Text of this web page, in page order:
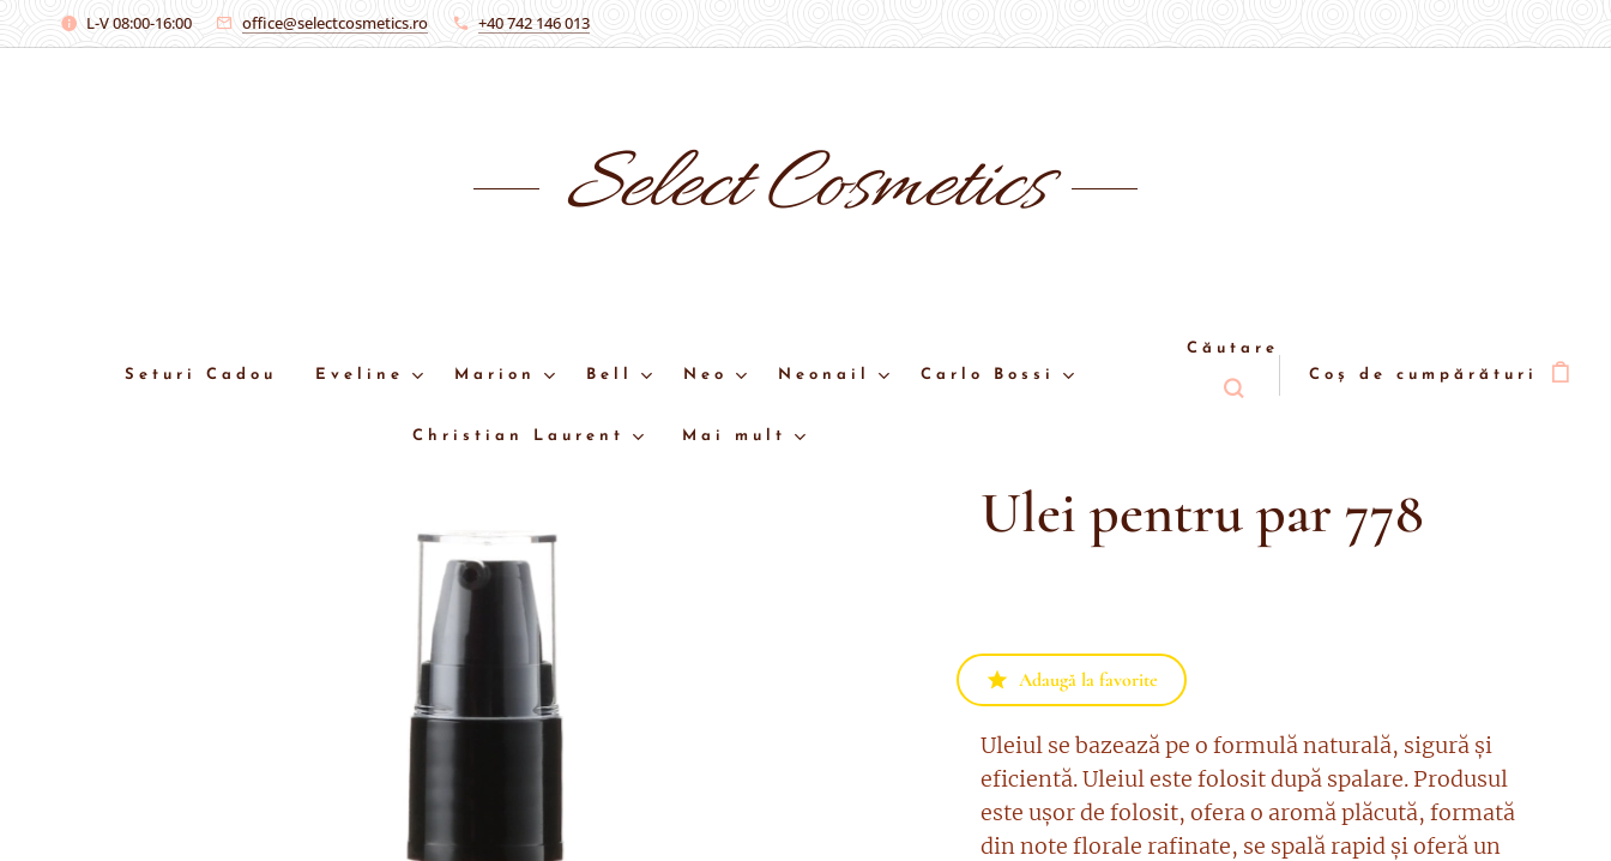
L-V 08:00-16:00 office@selectcosmetics.ro +40 742 146 013
Select Cosmetics
Seturi Cadou Eveline Marion Bell Neo Neonail Carlo Bossi
Christian Laurent Mai mult
Căutare
Coș de cumpărături
Ulei pentru par 778
Adaugă la favorite
Uleiul se bazează pe o formulă naturală, sigură și
eficientă. Uleiul este folosit după spalare. Produsul
este ușor de folosit, ofera o aromă plăcută, formată
din note florale rafinate, se spală rapid și oferă un